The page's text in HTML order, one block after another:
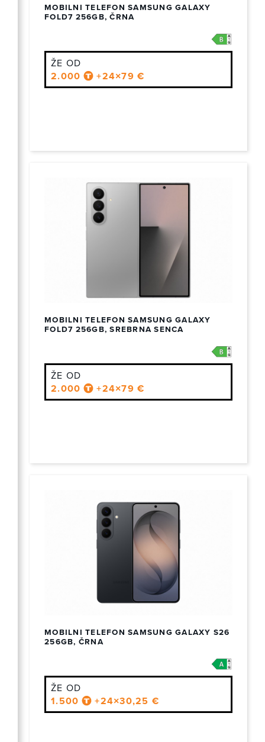
MOBILNI TELEFON SAMSUNG GALAXY
FOLD7 256GB, ČRNA
ŽE OD
2.000
+24×79 €
MOBILNI TELEFON SAMSUNG GALAXY
FOLD7 256GB, SREBRNA SENCA
ŽE OD
2.000
+24×79 €
MOBILNI TELEFON SAMSUNG GALAXY S26
256GB, ČRNA
ŽE OD
1.500
+24×30,25 €